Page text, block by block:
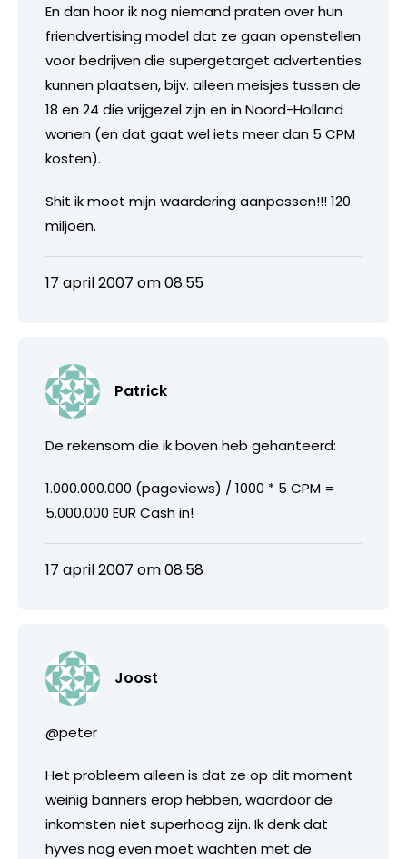
En dan hoor ik nog niemand praten over hun
friendvertising model dat ze gaan openstellen
voor bedrijven die supergetarget advertenties
kunnen plaatsen, bijv. alleen meisjes tussen de
18 en 24 die vrijgezel zijn en in Noord-Holland
wonen (en dat gaat wel iets meer dan 5 CPM
kosten).
Shit ik moet mijn waardering aanpassen!!! 120
miljoen.
17 april 2007 om 08:55
Patrick
De rekensom die ik boven heb gehanteerd:
1.000.000.000 (pageviews) / 1000 * 5 CPM =
5.000.000 EUR Cash in!
17 april 2007 om 08:58
Joost
@peter
Het probleem alleen is dat ze op dit moment
weinig banners erop hebben, waardoor de
inkomsten niet superhoog zijn. Ik denk dat
hyves nog even moet wachten met de